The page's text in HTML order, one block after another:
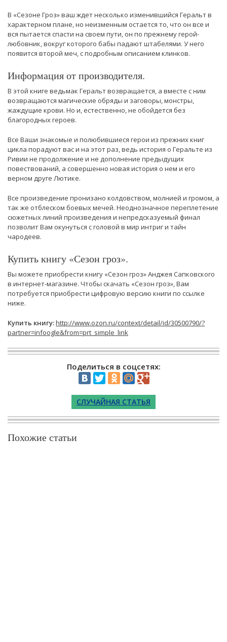
В «Сезоне Гроз» ваш ждет несколько изменившийся Геральт в
характерном плане, но неизменным остается то, что он все и
вся пытается спасти на своем пути, он по прежнему герой-
любовник, вокруг которого бабы падают штабелями. У него
появится второй меч, с подробным описанием клинков.
Информация от производителя.
В этой книге ведьмак Геральт возвращается, а вместе с ним
возвращаются магические обряды и заговоры, монстры,
жаждущие крови. Но и, естественно, не обойдется без
благородных героев.
Все Ваши знакомые и полюбившиеся герои из прежних книг
цикла порадуют вас и на этот раз, ведь история о Геральте из
Ривии не продолжение и не дополнение предыдущих
повествований, а совершенно новая история о нем и его
верном друге Лютике.
Все произведение пронизано колдовством, молнией и громом, а
так же отблеском боевых мечей. Неоднозначное переплетение
сюжетных линий произведения и непредсказуемый финал
позволит Вам окунуться с головой в мир интриг и тайн
чародеев.
Купить книгу «Сезон гроз».
Вы можете приобрести книгу «Сезон гроз» Анджея Сапковского
в интернет-магазине. Чтобы скачать «Сезон гроз», Вам
потребуется приобрести цифровую версию книги по ссылке
ниже.
Купить книгу:http://www.ozon.ru/context/detail/id/30500790/?
partner=infoogle&from=prt_simple_link
Поделиться в соцсетях:
СЛУЧАЙНАЯ СТАТЬЯ
Похожие статьи